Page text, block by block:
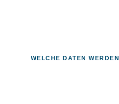
WELCHE DATEN